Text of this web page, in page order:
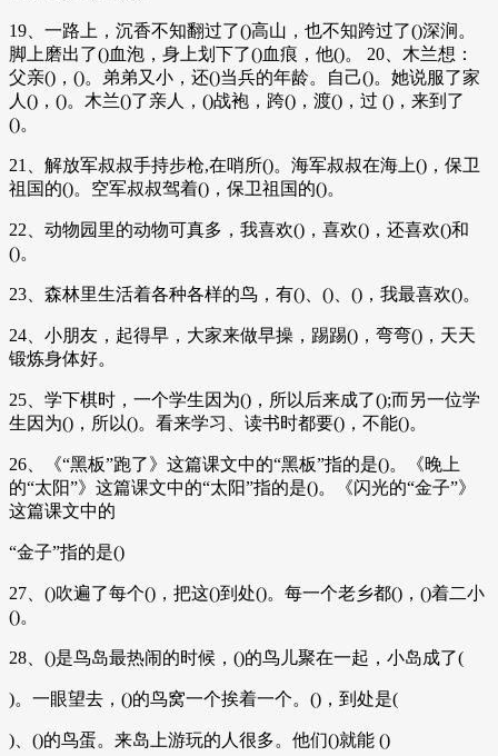
19、一路上，沉香不知翻过了()高山，也不知跨过了()深涧。
脚上磨出了()血泡，身上划下了()血痕，他()。 20、木兰想：
父亲()，()。弟弟又小，还()当兵的年龄。自己()。她说服了家
人()，()。木兰()了亲人，()战袍，跨()，渡()，过 ()，来到了
()。
21、解放军叔叔手持步枪,在哨所()。海军叔叔在海上()，保卫
祖国的()。空军叔叔驾着()，保卫祖国的()。
22、动物园里的动物可真多，我喜欢()，喜欢()，还喜欢()和
()。
23、森林里生活着各种各样的鸟，有()、()、()，我最喜欢()。
24、小朋友，起得早，大家来做早操，踢踢()，弯弯()，天天
锻炼身体好。
25、学下棋时，一个学生因为()，所以后来成了();而另一位学
生因为()，所以()。看来学习、读书时都要()，不能()。
26、《“黑板”跑了》这篇课文中的“黑板”指的是()。《晚上
的“太阳”》这篇课文中的“太阳”指的是()。《闪光的“金子”》
这篇课文中的
“金子”指的是()
27、()吹遍了每个()，把这()到处()。每一个老乡都()，()着二小
()。
28、()是鸟岛最热闹的时候，()的鸟儿聚在一起，小岛成了(
)。一眼望去，()的鸟窝一个挨着一个。()，到处是(
)、()的鸟蛋。来岛上游玩的人很多。他们()就能 ()